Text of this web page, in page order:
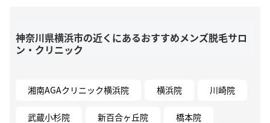
神奈川県横浜市の近くにあるおすすめメンズ脱毛サロ
ン・クリニック
湘南AGAクリニック横浜院 横浜院 川崎院
武蔵小杉院 新百合ヶ丘院 橋本院